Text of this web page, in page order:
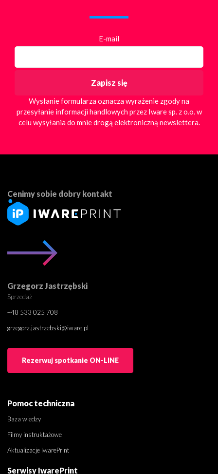
E-mail
Wysłanie formularza oznacza wyrażenie zgody na
przesyłanie informacji handlowych przez Iware sp. z o.o. w
celu wysyłania do mnie drogą elektroniczną newslettera.
Cenimy sobie dobry kontakt
Grzegorz Jastrzębski
Sprzedaż
+48 533 025 708
grzegorz.jastrzebski@iware.pl
Rezerwuj spotkanie ON-LINE
Pomoc techniczna
Baza wiedzy
Filmy instruktażowe
Aktualizacje IwarePrint
Serwisy IwarePrint